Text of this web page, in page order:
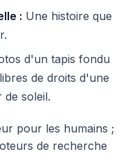
: Une histoire que
d'un tapis fondu
de droits d'une
soleil.
pour les humains ;
de recherche